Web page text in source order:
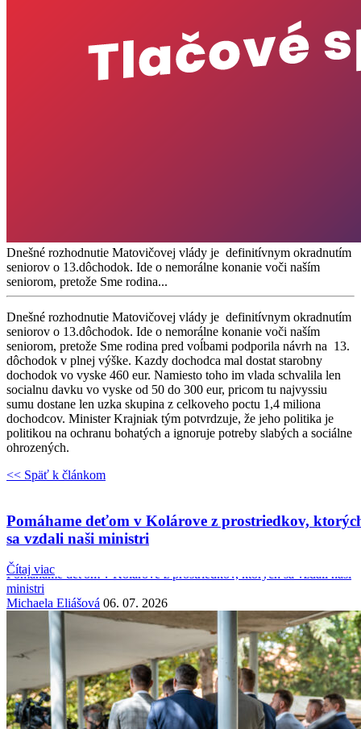
Dnešné rozhodnutie Matovičovej vlády je definitívnym okradnutím
seniorov o 13.dôchodok. Ide o nemorálne konanie voči naším
seniorom, pretože Sme rodina...
Dnešné rozhodnutie Matovičovej vlády je definitívnym okradnutím
seniorov o 13.dôchodok. Ide o nemorálne konanie voči naším
seniorom, pretože Sme rodina pred voĺbami podporila návrh na 13.
dôchodok v plnej výške. Kazdy dochodca mal dostat starobny
dochodok vo vyske 460 eur. Namiesto toho im vlada schvalila len
socialnu davku vo vyske od 50 do 300 eur, pricom tu najvyssiu
sumu dostane len uzka skupina z celkoveho poctu 1,4 miliona
dochodcov. Minister Krajniak tým potvrdzuje, že jeho politika je
politikou na ochranu bohatých a ignoruje potreby slabých a sociálne
ohrozených.
<< Späť k článkom
Pomáhame deťom v Kolárove z prostriedkov,
sa vzdali naši ministri
Čítaj viac
Najnovšie články
Pomáhame deťom v Kolárove z prostriedkov, ktorých sa vzdali naši
ministri
Michaela Eliášová 06. 07. 2026